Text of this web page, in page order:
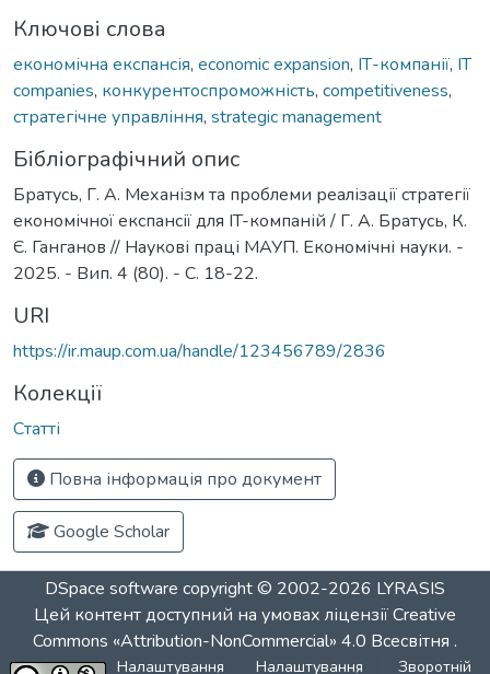
Ключові слова
економічна експансія, economic expansion, ІТ-компанії, IT
companies, конкурентоспроможність, competitiveness,
стратегічне управління, strategic management
Бібліографічний опис
Братусь, Г. А. Механізм та проблеми реалізації стратегії
економічної експансії для IT-компаній / Г. А. Братусь, К.
Є. Ганганов // Наукові праці МАУП. Економічні науки. -
2025. - Вип. 4 (80). - С. 18-22.
URI
https://ir.maup.com.ua/handle/123456789/2836
Колекції
Статті
Повна інформація про документ
Google Scholar
DSpace software copyright © 2002-2026 LYRASIS
Цей контент доступний на умовах ліцензіїCreative
Commons «Attribution-NonCommercial» 4.0 Всесвітня .
Налаштування Налаштування Зворотній